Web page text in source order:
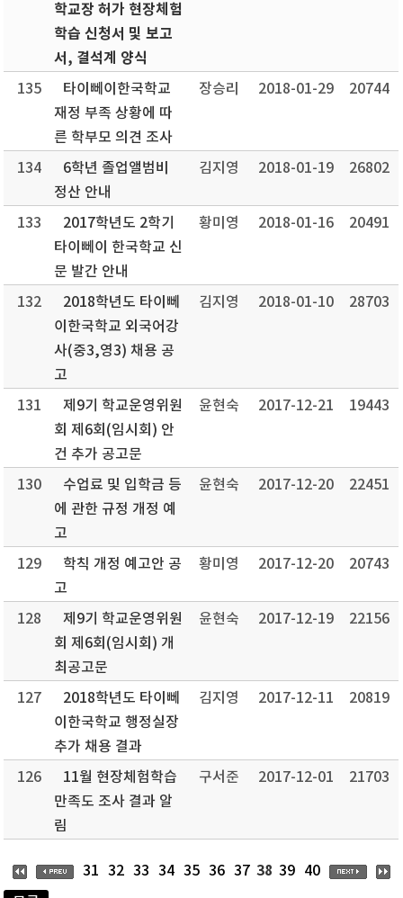
학교장 허가 현장체험
학습 신청서 및 보고
서, 결석계 양식
135
타이뻬이한국학교
재정 부족 상황에 따
른 학부모 의견 조사
장승리 2018-01-29 20744
134
6학년 졸업앨범비
정산 안내
김지영 2018-01-19 26802
133
2017학년도 2학기
타이뻬이 한국학교 신
문 발간 안내
황미영 2018-01-16 20491
132
2018학년도 타이뻬
이한국학교 외국어강
사(중3,영3) 채용 공
고
김지영 2018-01-10 28703
131
제9기 학교운영위원
회 제6회(임시회) 안
건 추가 공고문
윤현숙 2017-12-21 19443
130
수업료 및 입학금 등
에 관한 규정 개정 예
고
윤현숙 2017-12-20 22451
129
학칙 개정 예고안 공
고
황미영 2017-12-20 20743
128
제9기 학교운영위원
회 제6회(임시회) 개
최공고문
윤현숙 2017-12-19 22156
127
2018학년도 타이뻬
이한국학교 행정실장
추가 채용 결과
김지영 2017-12-11 20819
126
11월 현장체험학습
만족도 조사 결과 알
림
구서준 2017-12-01 21703
31 32 33 34 35 36 37 38 39
40